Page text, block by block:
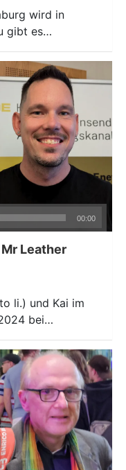
wird in
gibt es…
00:00
Leather
li.) und Kai im
bei…